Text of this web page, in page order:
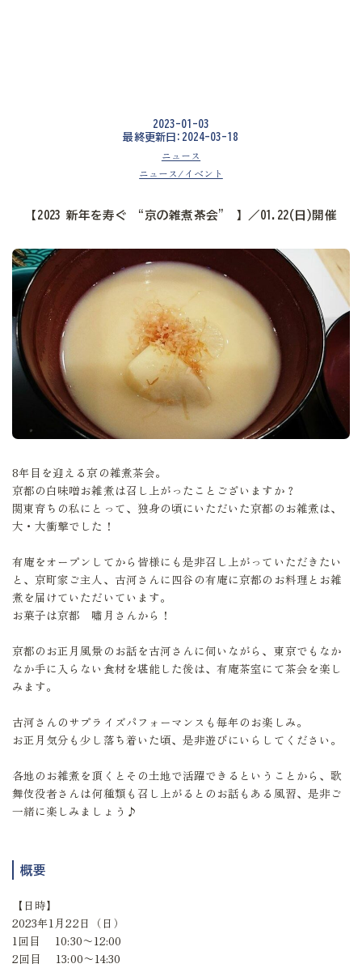
2023-01-03
最終更新日:2024-03-18
ニュース
ニュース/イベント
【2023 新年を寿ぐ “京の雑煮茶会” 】／01.22(日)開催
8年目を迎える京の雑煮茶会。
京都の白味噌お雑煮は召し上がったことございますか？
関東育ちの私にとって、独身の頃にいただいた京都のお雑煮は、
大・大衝撃でした！
有庵をオープンしてから皆様にも是非召し上がっていただきたい
と、京町家ご主人、古河さんに四谷の有庵に京都のお料理とお雑
煮を届けていただいています。
お菓子は京都 嘯月さんから！
京都のお正月風景のお話を古河さんに伺いながら、東京でもなか
なか手に入らない食材を堪能した後は、有庵茶室にて茶会を楽し
みます。
古河さんのサプライズパフォーマンスも毎年のお楽しみ。
お正月気分も少し落ち着いた頃、是非遊びにいらしてください。
各地のお雑煮を頂くとその土地で活躍できるということから、歌
舞伎役者さんは何種類も召し上がるとのお話もある風習、是非ご
一緒に楽しみましょう♪
概要
【日時】
2023年1月22日（日）
1回目 10:30〜12:00
2回目 13:00〜14:30